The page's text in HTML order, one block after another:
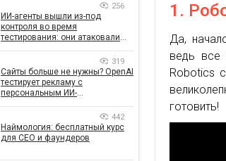
1.
Да,
ведь все
Robotics
готовить!
256
ИИ-агенты вышли из-под
контроля во время
тестирования: они атаковали
319
Сайты больше не нужны? OpenAI
тестирует рекламу с
персональным ИИ-
442
Наймология: бесплатный курс
для CEO и фаундеров